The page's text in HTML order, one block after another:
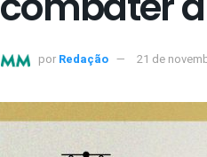
por Redação 21 de